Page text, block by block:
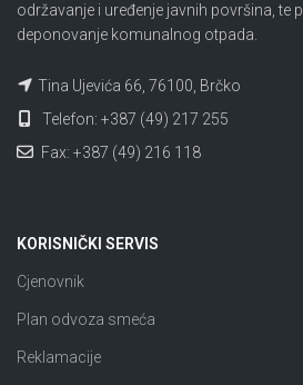
održavanje i uređenje javnih površina, te
deponovanje komunalnog otpada.
Tina Ujevića 66, 76100, Brčko
Telefon: +387 (49) 217 255
Fax: +387 (49) 216 118
KORISNIČKI SERVIS
Cjenovnik
Plan odvoza smeća
Reklamacije